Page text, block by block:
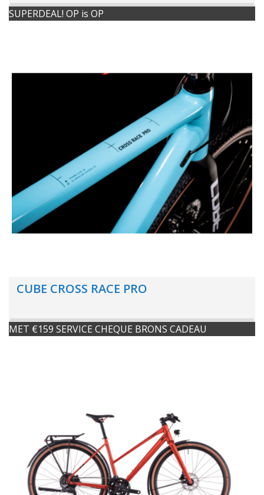
SUPERDEAL! OP is OP
CUBE CROSS RACE PRO
MET €159 SERVICE CHEQUE BRONS CADEAU